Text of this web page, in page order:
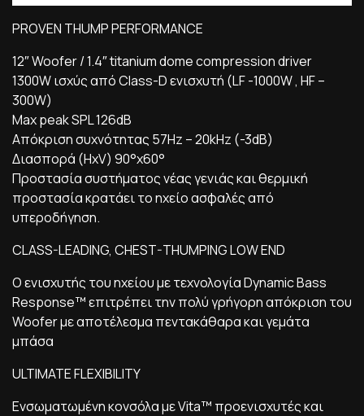
PROVEN THUMP PERFORMANCE
12″ Woofer / 1.4″ titanium dome compression driver
1300W ισχύς από Class-D ενισχυτή (LF -1000W , HF –
300W)
Μax peak SPL 126dB
Απόκριση συχνότητας 57Hz – 20kHz (-3dB)
Διασπορά (HxV) 90°x60°
Προστασία συστήματος νέας γενιάς και θερμική
προστασία κρατάει το ηχείο ασφαλές από
υπεροδήγηση.
CLASS-LEADING, CHEST-THUMPING LOW END
Ο ενισχυτής του ηχείου με τεχνολογία Dynamic Bass
Response™ επιτρέπει την πολύ γρήγορη απόκριση του
Woofer με αποτέλεσμα πεντακάθαρα και γεμάτα
μπάσα
ULTIMATE FLEXIBILITY
Ενσωματωμένη κονσόλα με Vita™ προενισχυτές και